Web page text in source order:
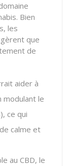
Bien
les
que
de
aider à
modulant le
ce qui
calme et
au CBD, le